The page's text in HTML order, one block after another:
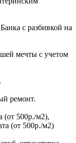
с разбивкой на
мечты с учетом
ремонт.
(от 500р./м2),
(от 500р./м2)